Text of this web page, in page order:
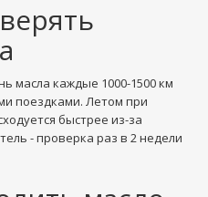
масла каждые 1000-1500 км
поездками. Летом при
быстрее из-за
- проверка раз в 2 недели